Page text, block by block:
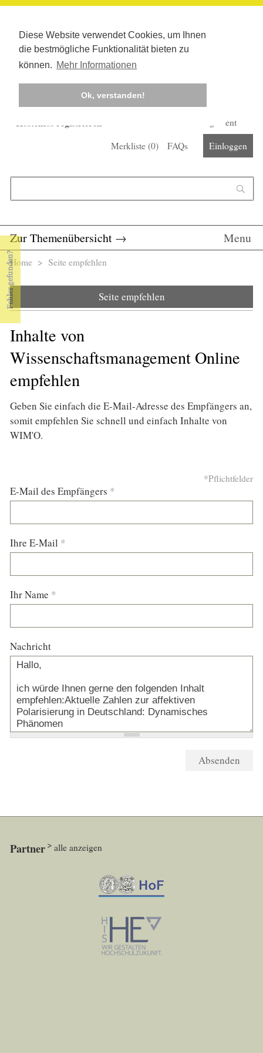
Diese Website verwendet Cookies, um Ihnen
die bestmögliche Funktionalität bieten zu
können. Mehr Informationen
Ok, verstanden!
Kostenlos registrieren
Corona-Management
Merkliste (0) FAQs Einloggen
Zur Themenübersicht → Menu
Sie sind hier
Home > Seite empfehlen
Seite empfehlen
Inhalte von
Wissenschaftsmanagement Online
empfehlen
Geben Sie einfach die E-Mail-Adresse des Empfängers an,
somit empfehlen Sie schnell und einfach Inhalte von
WIM'O.
*Pflichtfelder
E-Mail des Empfängers *
Ihre E-Mail *
Ihr Name *
Nachricht
Partner alle anzeigen